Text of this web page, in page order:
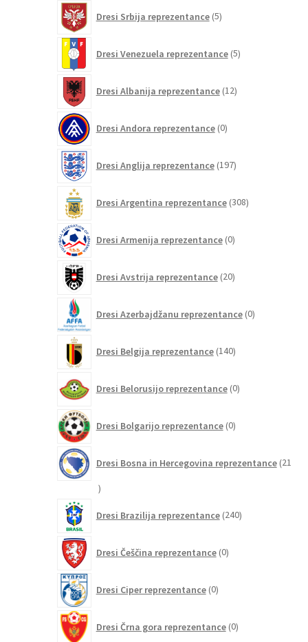
Dresi Srbija reprezentance 5izdelkov
Dresi Venezuela reprezentance 5izdelkov
Dresi Albanija reprezentance 12izdelkov
Dresi Andora reprezentance 0izdelkov
Dresi Anglija reprezentance 197izdelkov
Dresi Argentina reprezentance 308izdelkov
Dresi Armenija reprezentance 0izdelkov
Dresi Avstrija reprezentance 20izdelkov
Dresi Azerbajdžanu reprezentance 0izdelkov
Dresi Belgija reprezentance 140izdelkov
Dresi Belorusijo reprezentance 0izdelkov
Dresi Bolgarijo reprezentance 0izdelkov
Dresi Bosna in Hercegovina reprezentance 21
21
Dresi Brazilija reprezentance 240izdelkov
Dresi Češčina reprezentance 0izdelkov
Dresi Ciper reprezentance 0izdelkov
Dresi Črna gora reprezentance 0izdelkov